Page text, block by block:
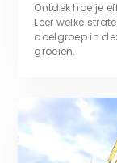
Ontdek hoe je
Leer welke
doelgroep in
groeien.